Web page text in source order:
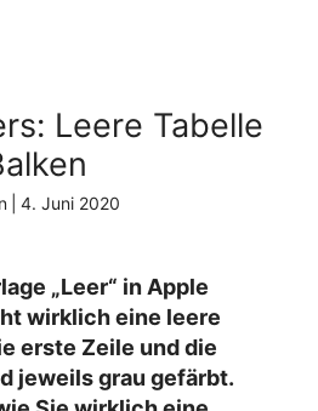
Leere Tabelle
4. Juni 2020
„Leer“ in Apple
wirklich eine leere
erste Zeile und die
jeweils grau gefärbt.